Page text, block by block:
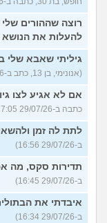
רוצה שההורים
להעלות את הנושא
גיליתי שאבא שלי
(אנונימי, בן 13, כתב ב-29/07/26 17:25)
אם לא אגיע לצו
כתבה ב-29/07/26 17:05)
לתת לה זמן
ב-29/07/26 16:56)
תדירות סקס, מה
ב-29/07/26 16:45)
איבדתי את
ב-29/07/26 16:34)